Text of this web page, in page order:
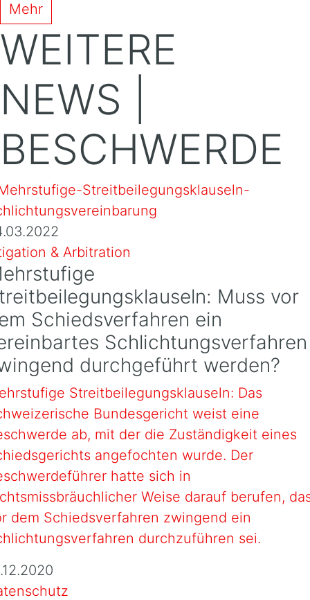
Mehr
WEITERE
NEWS |
BESCHWERDE
& Arbitration
Muss vor
Schiedsverfahren ein
Schlichtungsverfahren
durchgeführt werden?
Streitbeilegungsklauseln: Das
Bundesgericht weist eine
ab, mit der die Zuständigkeit eines
angefochten wurde. Der
hatte sich in
Weise darauf berufen,
dem Schiedsverfahren zwingend ein
durchzuführen sei.